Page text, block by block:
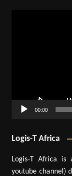
00:00
Logis-T Africa
Logis-T Africa is
youtube channel)